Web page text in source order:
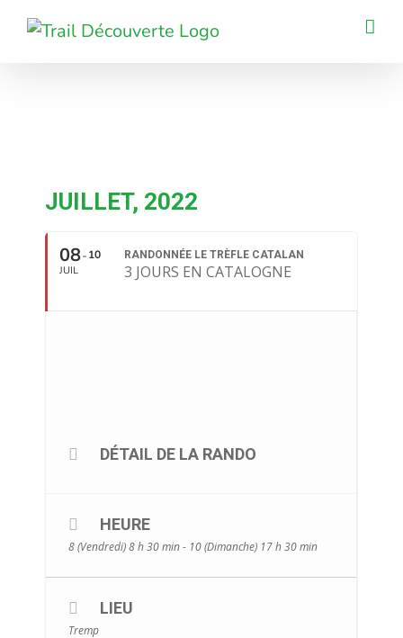
Passer
JUILLET, 2022
08
JUIL
10 RANDONNÉE LE TRÈFLE CATALAN
3 JOURS EN CATALOGNE
DÉTAIL DE LA RANDO
HEURE
8 (Vendredi) 8 h 30 min - 10 (Dimanche) 17 h 30 min
LIEU
Tremp